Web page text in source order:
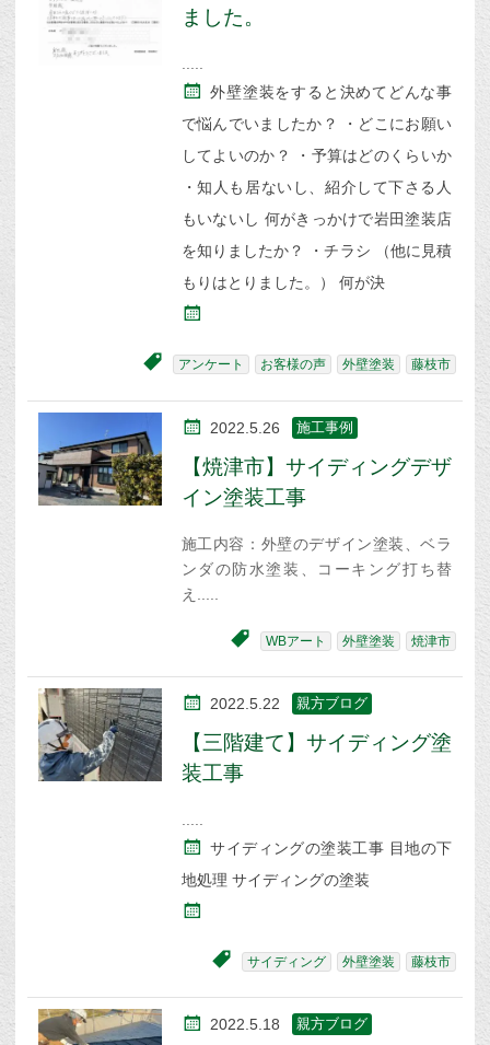
ました。
外壁塗装をすると決めてどんな事
で悩んでいましたか？ ・どこにお願い
してよいのか？ ・予算はどのくらいか
・知人も居ないし、紹介して下さる人
もいないし 何がきっかけで岩田塗装店
を知りましたか？ ・チラシ （他に見積
もりはとりました。） 何が決
アンケート お客様の声 外壁塗装 藤枝市
2022.5.26 施工事例
【焼津市】サイディングデザ
イン塗装工事
施工内容：外壁のデザイン塗装、ベラ
ンダの防水塗装、コーキング打ち替
え
WBアート 外壁塗装 焼津市
2022.5.22 親方ブログ
【三階建て】サイディング塗
装工事
サイディングの塗装工事 目地の下
地処理 サイディングの塗装
サイディング 外壁塗装 藤枝市
2022.5.18 親方ブログ